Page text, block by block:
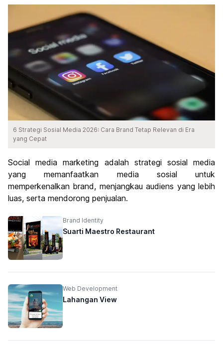
6 Strategi Sosial Media 2026: Cara Brand Tetap Relevan di Era
yang Cepat
Social media marketing adalah strategi sosial media
yang memanfaatkan media sosial untuk
memperkenalkan brand, menjangkau audiens yang lebih
luas, serta mendorong penjualan.
Brand Identity
Suarti Maestro Restaurant
Web Development
Lahangan View